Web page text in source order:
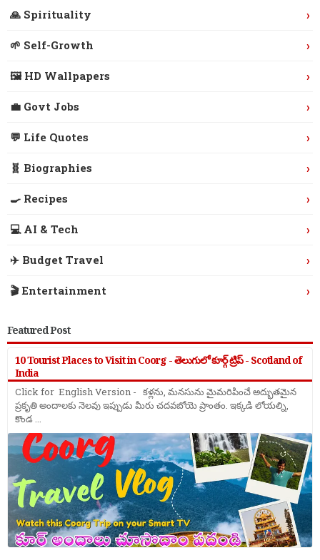
🙏 Spirituality ›
🌱 Self-Growth ›
🖼️ HD Wallpapers ›
💼 Govt Jobs ›
💬 Life Quotes ›
🧬 Biographies ›
🍳 Recipes ›
💻 AI & Tech ›
✈️ Budget Travel ›
🎬 Entertainment ›
Featured Post
10 Tourist Places to Visit in Coorg - తెలుగులో కూర్గ్ ట్రిప్ - Scotland of
India
Click for English Version - కళ్లను, మనసును మైమరిపించే అద్భుతమైన
ప్రకృతి అందాలకు నెలవు ఇప్పుడు మీరు చదవబోయె ప్రాంతం. ఇక్కడి లోయల్ని,
కొండ ...